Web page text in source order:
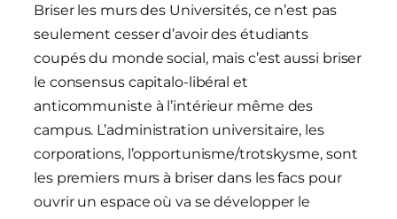
Briser les murs des Universités, ce n’est pas
seulement cesser d’avoir des étudiants
coupés du monde social, mais c’est aussi briser
le consensus capitalo-libéral et
anticommuniste à l’intérieur même des
campus. L’administration universitaire, les
corporations, l’opportunisme/trotskysme, sont
les premiers murs à briser dans les facs pour
ouvrir un espace où va se développer le